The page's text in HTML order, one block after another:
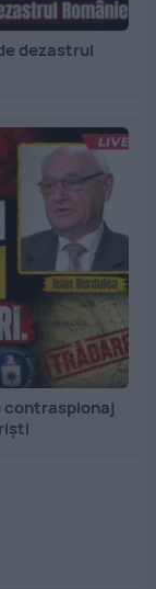
dezastrul
contraspionaj